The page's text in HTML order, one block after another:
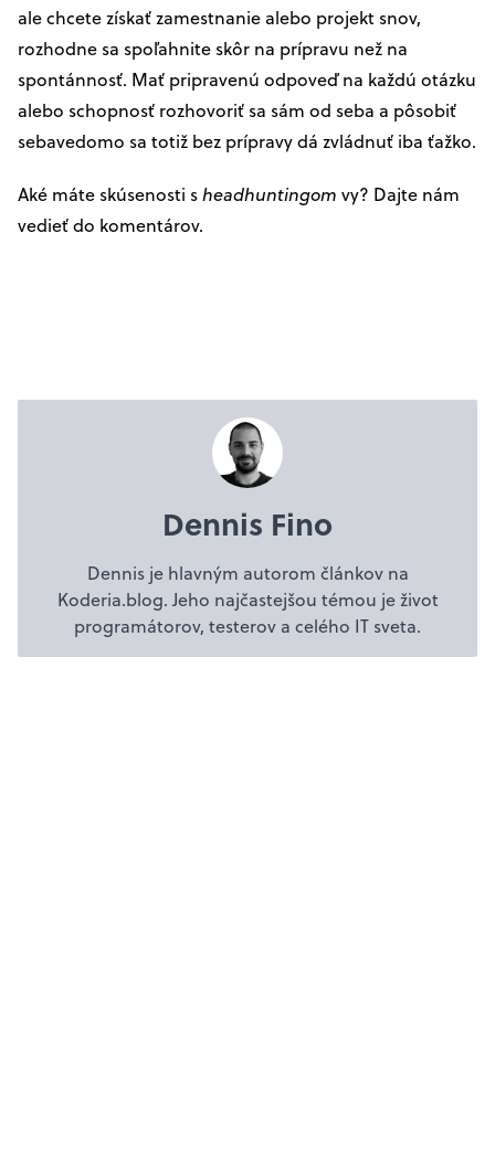
ale chcete získať zamestnanie alebo projekt snov,
rozhodne sa spoľahnite skôr na prípravu než na
spontánnosť. Mať pripravenú odpoveď na každú otázku
alebo schopnosť rozhovoriť sa sám od seba a pôsobiť
sebavedomo sa totiž bez prípravy dá zvládnuť iba ťažko.
Aké máte skúsenosti sheadhuntingom vy? Dajte nám
vedieť do komentárov.
Dennis Fino
Dennis je hlavným autorom článkov na
Koderia.blog. Jeho najčastejšou témou je život
programátorov, testerov a celého IT sveta.